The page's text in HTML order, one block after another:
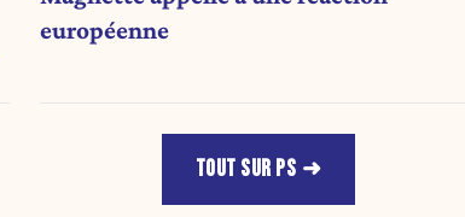
européenne
TOUT SUR PS